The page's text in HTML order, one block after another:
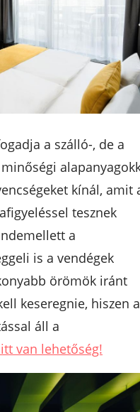
a szálló-, de a
kínál, amit
tesznek
a
is a vendégek
örömök iránt
keseregnie, hiszen a
áll a
van lehetőség!